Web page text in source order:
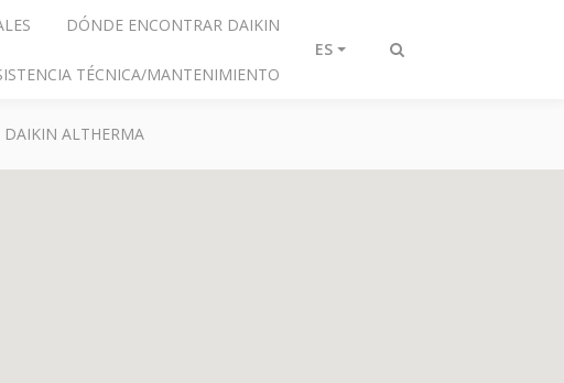
Alternar
DÓNDE ENCONTRAR DAIKIN
TÉCNICA/MANTENIMIENTO
ES
DAIKIN ALTHERMA